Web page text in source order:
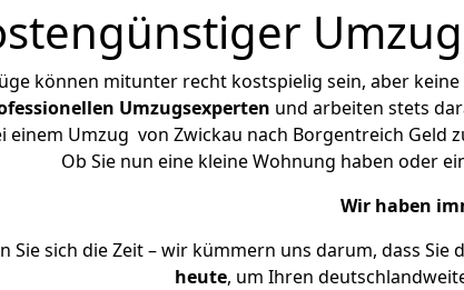
können mitunter recht kostspielig sein, aber
Umzugsexperten und arbeiten stets
einem Umzug von Zwickau nach Borgentreich Geld
Ob Sie nun eine kleine Wohnung haben oder
Wir haben
Sie sich die Zeit – wir kümmern uns darum, dass Sie
heute, um Ihren